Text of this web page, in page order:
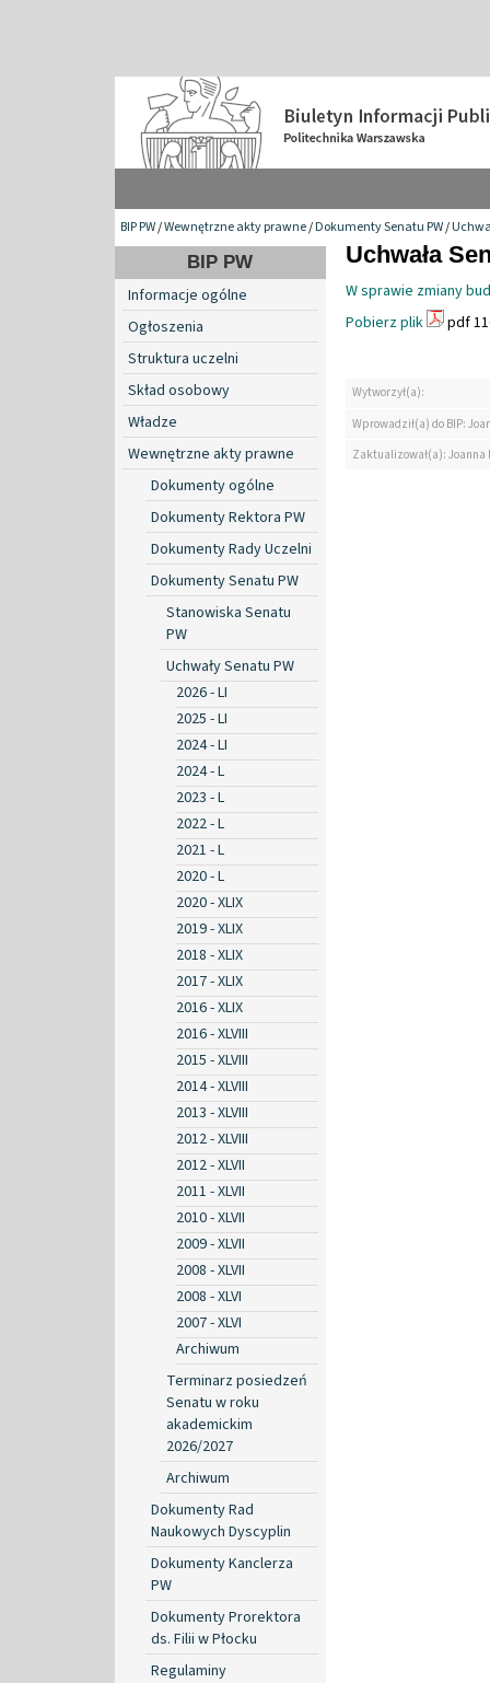
BIP PW/Wewnętrzne akty prawne/Dokumenty Senatu PW/
BIP PW
Informacje ogólne
Ogłoszenia
Struktura uczelni
Skład osobowy
Władze
Wewnętrzne akty prawne
Dokumenty ogólne
Dokumenty Rektora PW
Dokumenty Rady Uczelni
Dokumenty Senatu PW
Stanowiska Senatu
PW
Uchwały Senatu PW
2026 - LI
2025 - LI
2024 - LI
2024 - L
2023 - L
2022 - L
2021 - L
2020 - L
2020 - XLIX
2019 - XLIX
2018 - XLIX
2017 - XLIX
2016 - XLIX
2016 - XLVIII
2015 - XLVIII
2014 - XLVIII
2013 - XLVIII
2012 - XLVIII
2012 - XLVII
2011 - XLVII
2010 - XLVII
2009 - XLVII
2008 - XLVII
2008 - XLVI
2007 - XLVI
Archiwum
Terminarz posiedzeń
Senatu w roku
akademickim
2026/2027
Archiwum
Dokumenty Rad
Naukowych Dyscyplin
Dokumenty Kanclerza
PW
Dokumenty Prorektora
ds. Filii w Płocku
Regulaminy
Uchwała
W sprawie zmiany
Pobierz plik
pdf
Wytworzył(a):
Wprowadził(a) do BIP:
Zaktualizował(a):